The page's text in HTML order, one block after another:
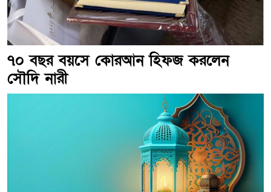
৭০ বছর বয়সে কোরআন হিফজ করলেন
সৌদি নারী